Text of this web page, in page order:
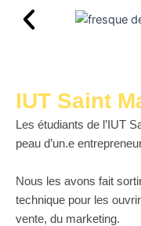
IUT Saint
Les étudiants de l’IUT
peau d’un.e
Nous les avons fait
technique pour les
vente, du marketing.